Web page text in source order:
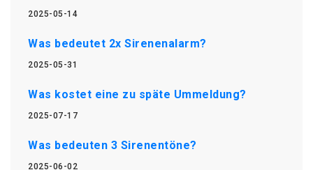
2025-05-14
Was bedeutet 2x Sirenenalarm?
2025-05-31
Was kostet eine zu späte Ummeldung?
2025-07-17
Was bedeuten 3 Sirenentöne?
2025-06-02